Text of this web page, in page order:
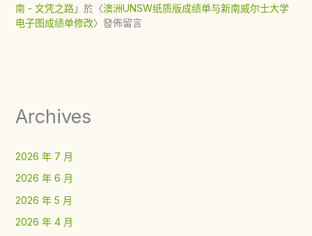
南 - 文凭之路」於〈澳洲UNSW纸质版成绩单与新南威尔士大学
电子图成绩单修改〉發佈留言
Archives
2026 年 7 月
2026 年 6 月
2026 年 5 月
2026 年 4 月